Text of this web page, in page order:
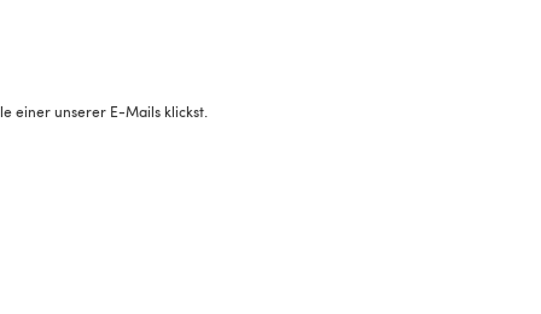
einer unserer E-Mails klickst.